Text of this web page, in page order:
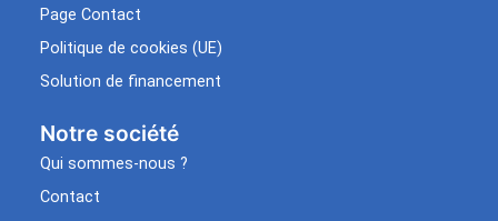
Page Contact
Politique de cookies (UE)
Solution de financement
Notre société
Qui sommes-nous ?
Contact